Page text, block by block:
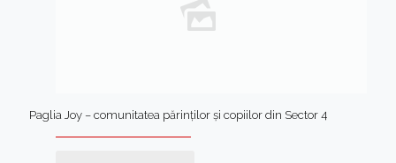
Paglia Joy – comunitatea părinților și copiilor din Sector 4